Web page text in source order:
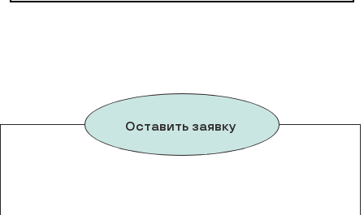
Оставить заявку